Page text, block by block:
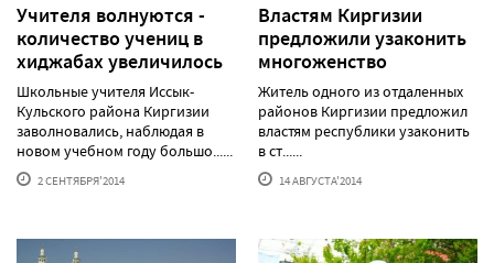
Учителя волнуются -
количество учениц в
хиджабах увеличилось
Школьные учителя Иссык-
Кульского района Киргизии
заволновались, наблюдая в
новом учебном году большо......
2 СЕНТЯБРЯ'2014
Властям Киргизии
предложили узаконить
многоженство
Житель одного из отдаленных
районов Киргизии предложил
властям республики узаконить
в ст......
14 АВГУСТА'2014